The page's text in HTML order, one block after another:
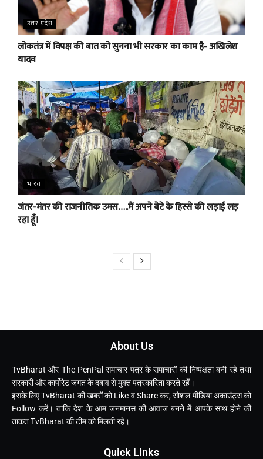
उत्तर प्रदेश
लोकतंत्र में विपक्ष की बात को सुनना भी सरकार का काम है- अखिलेश
यादव
भारत
जंतर-मंतर की राजनीतिक उमस…..मैं अपने बेटे के हिस्से की लड़ाई लड़
रहा हूँ।
About Us
TvBharat और The PenPal समाचार पत्र के समाचारों की निष्पक्षता बनी रहे तथा
सरकारी और कार्पोरेट जगत के दबाव से मुक्त पत्रकारिता करते रहें।
इसके लिए TvBharat की खबरों को Like व Share कर, सोशल मीडिया अकाउंट्स को
Follow करें। ताकि देश के आम जनमानस की आवाज बनने में आपके साथ होने की
ताकत TvBharat की टीम को मिलती रहे।
Quick Links